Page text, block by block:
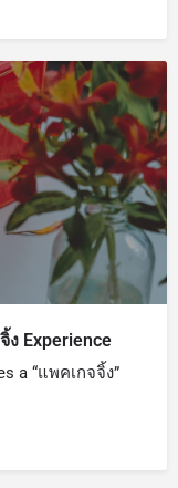
ง Experience
a “แพคเกจจิ้ง”